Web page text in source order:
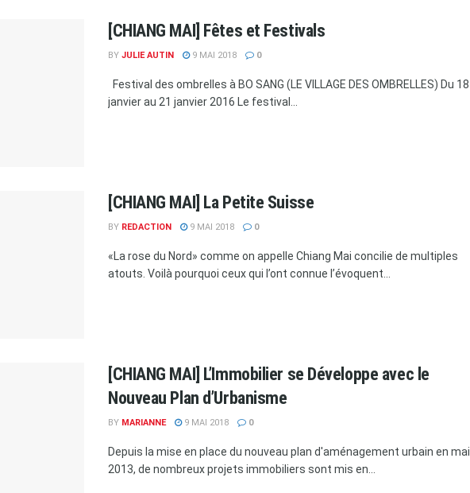
[CHIANG MAI] Fêtes et Festivals
BY JULIE AUTIN 9 MAI 2018 0
Festival des ombrelles à BO SANG (LE VILLAGE DES OMBRELLES) Du 18
janvier au 21 janvier 2016 Le festival...
[CHIANG MAI] La Petite Suisse
BY REDACTION 9 MAI 2018 0
«La rose du Nord» comme on appelle Chiang Mai concilie de multiples
atouts. Voilà pourquoi ceux qui l’ont connue l’évoquent...
[CHIANG MAI] L’Immobilier se Développe avec le
Nouveau Plan d’Urbanisme
BY MARIANNE 9 MAI 2018 0
Depuis la mise en place du nouveau plan d'aménagement urbain en mai
2013, de nombreux projets immobiliers sont mis en...